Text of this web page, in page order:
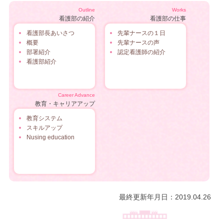
Outline
看護部の紹介
看護部長あいさつ
概要
部署紹介
看護部紹介
Works
看護部の仕事
先輩ナースの１日
先輩ナースの声
認定看護師の紹介
Career Advance
教育・キャリアアップ
教育システム
スキルアップ
Nusing education
最終更新年月日：2019.04.26